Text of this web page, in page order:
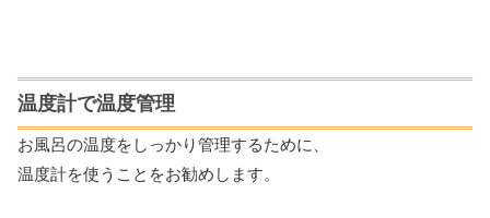
温度計で温度管理
お風呂の温度をしっかり管理するために、
温度計を使うことをお勧めします。